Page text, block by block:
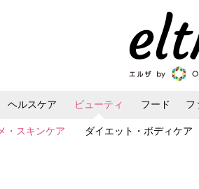
ヘルスケア ビューティ
・スキンケア ダイエット・ボディケア
フード フ